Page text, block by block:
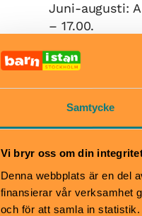
Samtycke
Vi bryr oss om din
Denna webbplats är en del
finansierar vår verksamhet
och för att samla in
Juni-augusti:
– 17.00.
Sep-maj: tis-
Bra att veta
Hiss och
Kafé
Restaurang
Skötbord